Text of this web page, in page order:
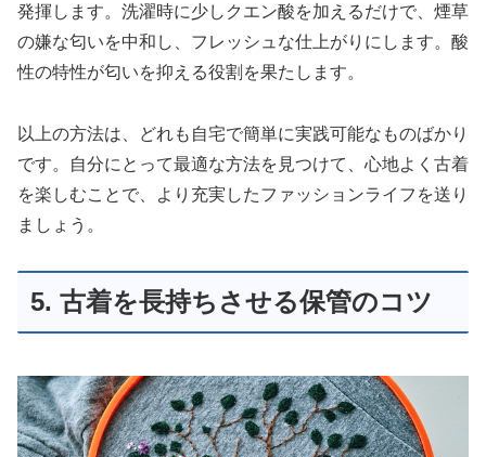
発揮します。洗濯時に少しクエン酸を加えるだけで、煙草
の嫌な匂いを中和し、フレッシュな仕上がりにします。酸
性の特性が匂いを抑える役割を果たします。
以上の方法は、どれも自宅で簡単に実践可能なものばかり
です。自分にとって最適な方法を見つけて、心地よく古着
を楽しむことで、より充実したファッションライフを送り
ましょう。
5. 古着を長持ちさせる保管のコツ